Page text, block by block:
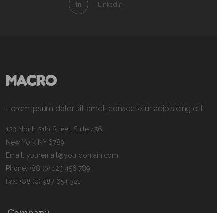
LinkedIn
Lorem ipsum dolor sit amet, consectetur adipisicing elit.
123 North 21th Street, Suite 456
New York NY 6789
Email: youremail@yourdomain.com
Phone: +88 (0) 123 456 789
Fax: +88 (0) 987 654 321